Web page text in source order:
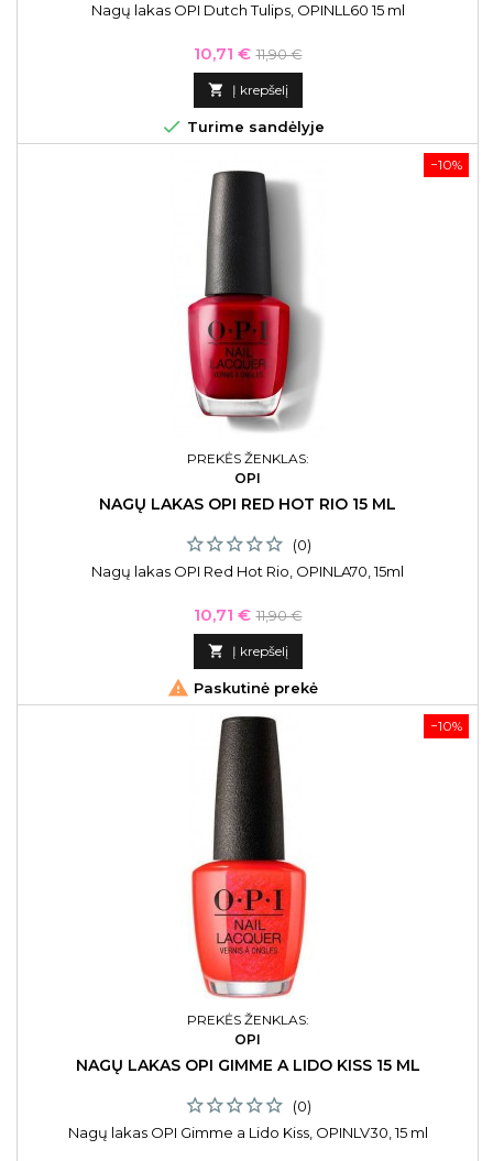
Nagų lakas OPI Dutch Tulips, OPINLL60 15 ml
Kaina
10,71 € Bazinė
kaina
11,90 €
 Į krepšelį
 Turime sandėlyje
−10%
PREKĖS ŽENKLAS:
OPI
NAGŲ LAKAS OPI RED HOT RIO 15 ML
(0)
Nagų lakas OPI Red Hot Rio, OPINLA70, 15ml
Kaina
10,71 € Bazinė
kaina
11,90 €
 Į krepšelį
 Paskutinė prekė
−10%
PREKĖS ŽENKLAS:
OPI
NAGŲ LAKAS OPI GIMME A LIDO KISS 15 ML
(0)
Nagų lakas OPI Gimme a Lido Kiss, OPINLV30, 15 ml